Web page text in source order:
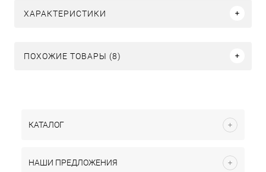
ХАРАКТЕРИСТИКИ
ПОХОЖИЕ ТОВАРЫ (8)
КАТАЛОГ
НАШИ ПРЕДЛОЖЕНИЯ